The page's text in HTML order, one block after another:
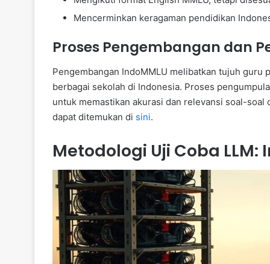
Mencerminkan keragaman pendidikan
Proses Pengembangan dan
Pengembangan IndoMMLU melibatkan tujuh
berbagai sekolah di Indonesia. Proses
untuk memastikan akurasi dan relevansi soal-
dapat ditemukan di sini.
Metodologi Uji Coba LLM: